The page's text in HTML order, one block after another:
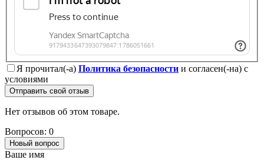
Я прочитал(-а) Политика безопасности и согласен(-на) с
условиями
Отправить свой отзыв
Нет отзывов об этом товаре.
Вопросов: 0
Новый вопрос
Ваше имя